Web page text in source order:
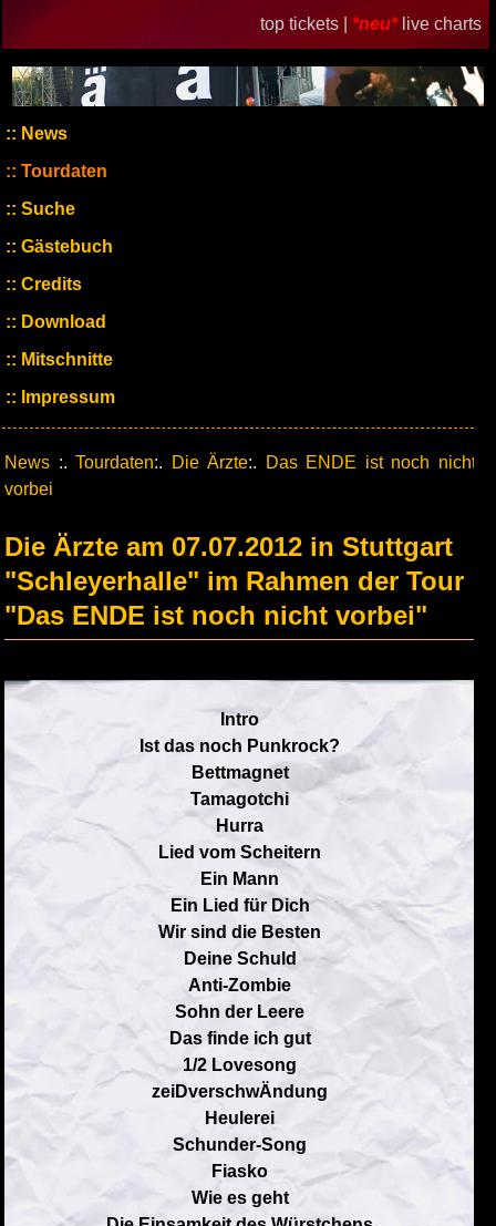
top tickets | *neu* live charts
News
Tourdaten
Suche
Gästebuch
Credits
Download
Mitschnitte
Impressum
News :.Tourdaten:. Die Ärzte:.
Das ENDE ist noch nicht
vorbei
Die Ärzte am 07.07.2012 in Stuttgart
"Schleyerhalle" im Rahmen der Tour
"Das ENDE ist noch nicht vorbei"
Intro
Ist das noch Punkrock?
Bettmagnet
Tamagotchi
Hurra
Lied vom Scheitern
Ein Mann
Ein Lied für Dich
Wir sind die Besten
Deine Schuld
Anti-Zombie
Sohn der Leere
Das finde ich gut
1/2 Lovesong
zeiDverschwÄndung
Heulerei
Schunder-Song
Fiasko
Wie es geht